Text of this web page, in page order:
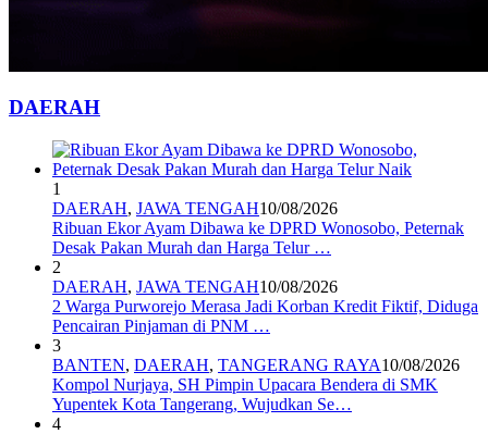
DAERAH
1
DAERAH, JAWA TENGAH10/08/2026
Ribuan Ekor Ayam Dibawa ke DPRD Wonosobo, Peternak
Desak Pakan Murah dan Harga Telur …
2
DAERAH, JAWA TENGAH10/08/2026
2 Warga Purworejo Merasa Jadi Korban Kredit Fiktif, Diduga
Pencairan Pinjaman di PNM …
3
BANTEN, DAERAH, TANGERANG RAYA10/08/2026
Kompol Nurjaya, SH Pimpin Upacara Bendera di SMK
Yupentek Kota Tangerang, Wujudkan Se…
4